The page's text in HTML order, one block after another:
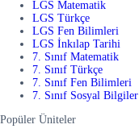
LGS Matematik
LGS Türkçe
LGS Fen Bilimleri
LGS İnkılap Tarihi
7. Sınıf Matematik
7. Sınıf Türkçe
7. Sınıf Fen Bilimleri
7. Sınıf Sosyal Bilgiler
Popüler Üniteler